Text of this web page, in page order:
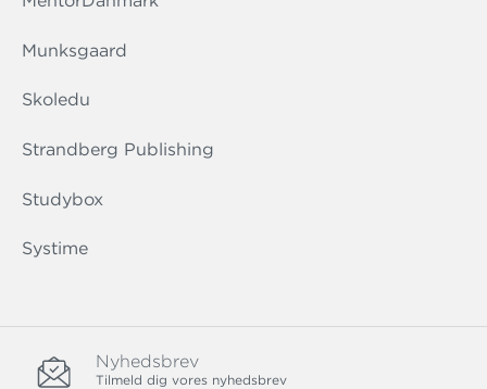
Munksgaard
Skoledu
Strandberg Publishing
Studybox
Systime
Nyhedsbrev
Tilmeld dig vores nyhedsbrev